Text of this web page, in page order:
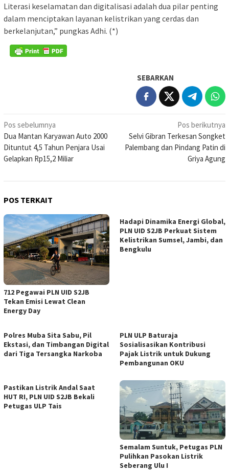
Literasi keselamatan dan digitalisasi adalah dua pilar penting
dalam menciptakan layanan kelistrikan yang cerdas dan
berkelanjutan,” pungkas Adhi. (*)
SEBARKAN
Navigasi
pos
Pos sebelumnya
Dua Mantan Karyawan Auto 2000
Dituntut 4,5 Tahun Penjara Usai
Gelapkan Rp15,2 Miliar
Pos berikutnya
Selvi Gibran Terkesan Songket
Palembang dan Pindang Patin di
Griya Agung
POS TERKAIT
712 Pegawai PLN UID S2JB
Tekan Emisi Lewat Clean
Energy Day
Hadapi Dinamika Energi Global,
PLN UID S2JB Perkuat Sistem
Kelistrikan Sumsel, Jambi, dan
Bengkulu
Polres Muba Sita Sabu, Pil
Ekstasi, dan Timbangan Digital
dari Tiga Tersangka Narkoba
PLN ULP Baturaja
Sosialisasikan Kontribusi
Pajak Listrik untuk Dukung
Pembangunan OKU
Pastikan Listrik Andal Saat
HUT RI, PLN UID S2JB Bekali
Petugas ULP Tais
Semalam Suntuk, Petugas PLN
Pulihkan Pasokan Listrik
Seberang Ulu I